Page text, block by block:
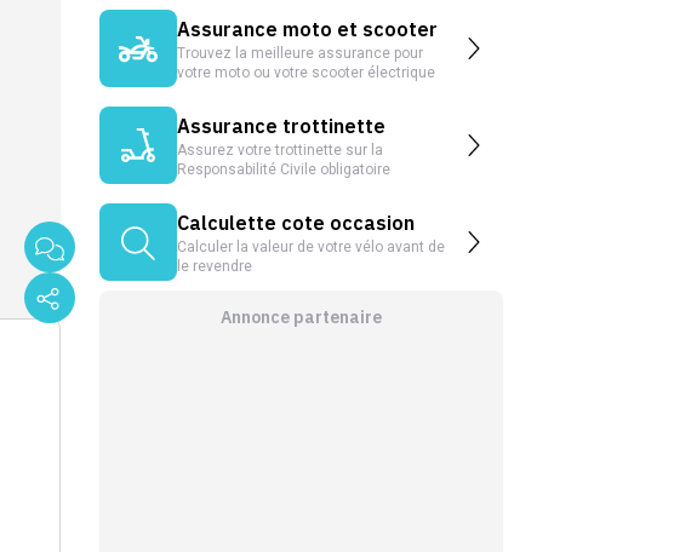
Assurance moto et scooter
Trouvez la meilleure assurance pour
votre moto ou votre scooter électrique
Assurance trottinette
Assurez votre trottinette sur la
Responsabilité Civile obligatoire
Calculette cote occasion
Calculer la valeur de votre vélo avant de
le revendre
Annonce partenaire